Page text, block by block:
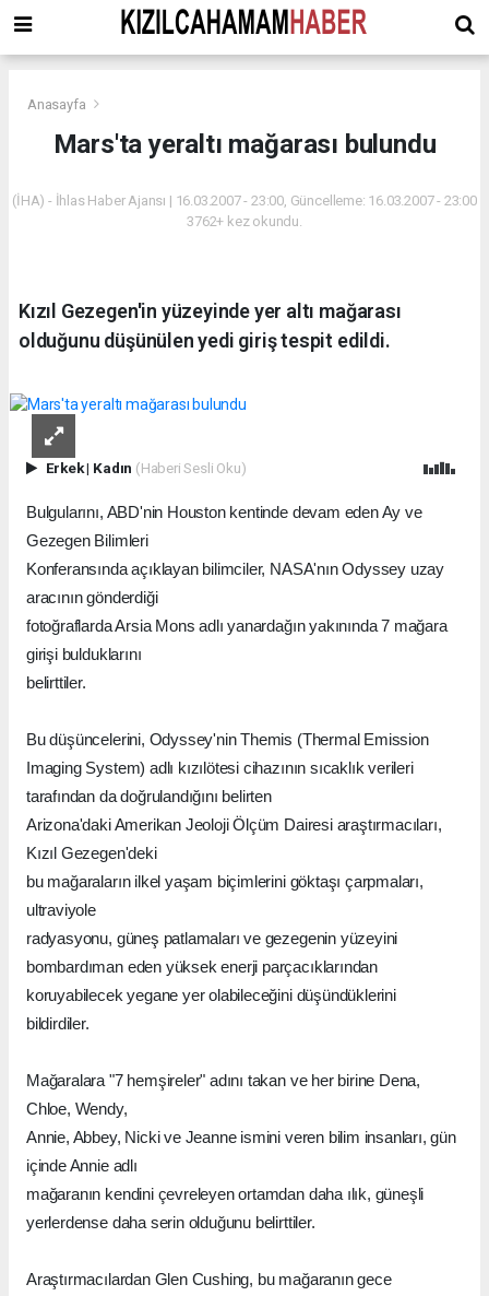
Anasayfa
Mars'ta yeraltı mağarası bulundu
(İHA) - İhlas Haber Ajansı | 16.03.2007 - 23:00, Güncelleme: 16.03.2007 - 23:00
3762+ kez okundu.
Kızıl Gezegen'in yüzeyinde yer altı mağarası
olduğunu düşünülen yedi giriş tespit edildi.
Erkek| Kadın (Haberi Sesli Oku)
Bulgularını, ABD'nin Houston kentinde devam eden Ay ve
Gezegen Bilimleri
Konferansında açıklayan bilimciler, NASA'nın Odyssey uzay
aracının gönderdiği
fotoğraflarda Arsia Mons adlı yanardağın yakınında 7 mağara
girişi bulduklarını
belirttiler.
Bu düşüncelerini, Odyssey'nin Themis (Thermal Emission
Imaging System) adlı kızılötesi cihazının sıcaklık verileri
tarafından da doğrulandığını belirten
Arizona'daki Amerikan Jeoloji Ölçüm Dairesi araştırmacıları,
Kızıl Gezegen'deki
bu mağaraların ilkel yaşam biçimlerini göktaşı çarpmaları,
ultraviyole
radyasyonu, güneş patlamaları ve gezegenin yüzeyini
bombardıman eden yüksek enerji parçacıklarından
koruyabilecek yegane yer olabileceğini düşündüklerini
bildirdiler.
Mağaralara "7 hemşireler" adını takan ve her birine Dena,
Chloe, Wendy,
Annie, Abbey, Nicki ve Jeanne ismini veren bilim insanları, gün
içinde Annie adlı
mağaranın kendini çevreleyen ortamdan daha ılık, güneşli
yerlerdense daha serin olduğunu belirttiler.
Araştırmacılardan Glen Cushing, bu mağaranın gece